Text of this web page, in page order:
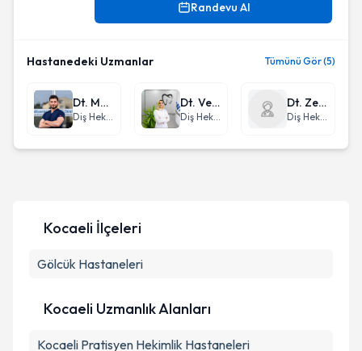
Randevu Al
Hastanedeki Uzmanlar Tümünü Gör (5)
Dt. Muhammed Favaz
Diş Hekimi
Dt. Vesal Khalaf
Diş Hekimi
Dt. Zeynep Çakıcı
Diş Hekimi
Kocaeli İlçeleri
Gölcük Hastaneleri
Kocaeli Uzmanlık Alanları
Kocaeli Pratisyen Hekimlik Hastaneleri